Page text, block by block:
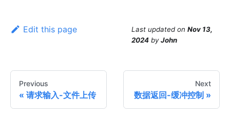
Edit this page Last updated on Nov 13,
2024 byJohn
Previous
请求输入-文件上传
Next
数据返回-缓冲控制